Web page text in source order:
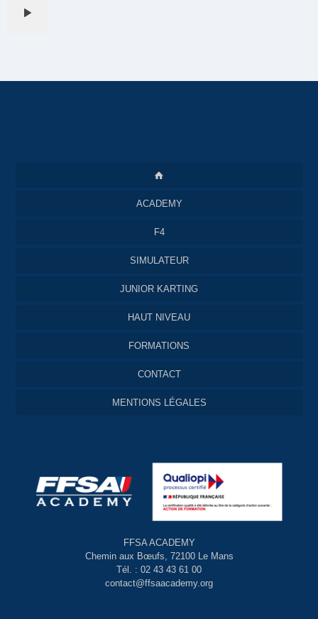
ACADEMY
F4
SIMULATEUR
JUNIOR KARTING
HAUT NIVEAU
FORMATIONS
CONTACT
MENTIONS LÉGALES
FFSA ACADEMY
Chemin aux Bœufs, 72100 Le Mans
Tél. : 02 43 43 61 00
contact@ffsaacademy.org